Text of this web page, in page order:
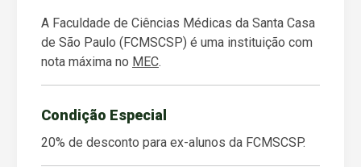
A Faculdade de Ciências Médicas da Santa Casa
de São Paulo (FCMSCSP) é uma instituição com
nota máxima no MEC.
Condição Especial
20% de desconto para ex-alunos da FCMSCSP.